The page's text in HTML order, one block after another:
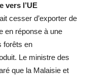
vers l’UE
cesser d’exporter de
en réponse à une
forêts en
Le ministre des
que la Malaisie et